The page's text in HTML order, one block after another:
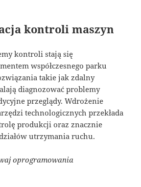
kontroli maszyn
kontroli stają się
współczesnego parku
takie jak zdalny
diagnozować problemy
przeglądy. Wdrożenie
technologicznych przekłada
produkcji oraz znacznie
utrzymania ruchu.
oprogramowania